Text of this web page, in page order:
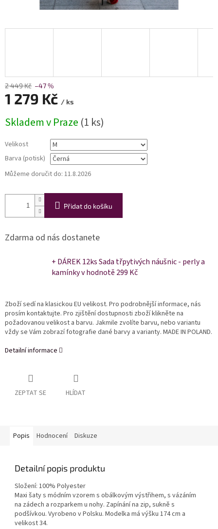
2 449 Kč –47 %
1 279 Kč / ks
cena:
Skladem v Praze (1 ks)
Velikost
Barva (potisk)
Můžeme doručit do: 11.8.2026
Přidat do košíku
Zdarma od nás dostanete
+ DÁREK 12ks Sada třpytivých náušnic - perly a
kamínkyv hodnotě 299 Kč
Zboží sedí na klasickou EU velikost. Pro podrobnější informace, nás
prosím kontaktujte. Pro zjištění dostupnosti zboží klikněte na
požadovanou velikost a barvu. Jakmile zvolíte barvu, nebo variantu
vždy se Vám zobrazí fotografie dané barvy a varianty. MADE IN POLAND.
Detailní informace
ZEPTAT SE HLÍDAT
Popis Hodnocení Diskuze
Detailní popis produktu
Složení: 100% Polyester
Maxi šaty s módním vzorem s obálkovým výstřihem, s vázáním
na zádech a rozparkem u nohy. Zapínání na zip, sukně s
podšívkou. Vyrobeno v Polsku. Modelka má výšku 174 cm a
velikost 34.